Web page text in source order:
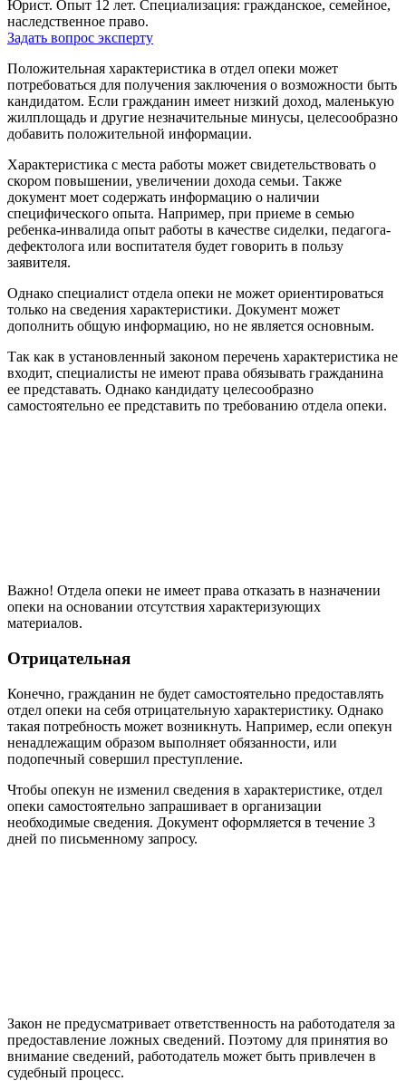
Юрист. Опыт 12 лет. Специализация: гражданское, семейное,
наследственное право.
Задать вопрос эксперту
Положительная характеристика в отдел опеки может
потребоваться для получения заключения о возможности быть
кандидатом. Если гражданин имеет низкий доход, маленькую
жилплощадь и другие незначительные минусы, целесообразно
добавить положительной информации.
Характеристика с места работы может свидетельствовать о
скором повышении, увеличении дохода семьи. Также
документ моет содержать информацию о наличии
специфического опыта. Например, при приеме в семью
ребенка-инвалида опыт работы в качестве сиделки, педагога-
дефектолога или воспитателя будет говорить в пользу
заявителя.
Однако специалист отдела опеки не может ориентироваться
только на сведения характеристики. Документ может
дополнить общую информацию, но не является основным.
Так как в установленный законом перечень характеристика не
входит, специалисты не имеют права обязывать гражданина
ее представать. Однако кандидату целесообразно
самостоятельно ее представить по требованию отдела опеки.
Важно! Отдела опеки не имеет права отказать в назначении
опеки на основании отсутствия характеризующих
материалов.
Отрицательная
Конечно, гражданин не будет самостоятельно предоставлять
отдел опеки на себя отрицательную характеристику. Однако
такая потребность может возникнуть. Например, если опекун
ненадлежащим образом выполняет обязанности, или
подопечный совершил преступление.
Чтобы опекун не изменил сведения в характеристике, отдел
опеки самостоятельно запрашивает в организации
необходимые сведения. Документ оформляется в течение 3
дней по письменному запросу.
Закон не предусматривает ответственность на работодателя за
предоставление ложных сведений. Поэтому для принятия во
внимание сведений, работодатель может быть привлечен в
судебный процесс.